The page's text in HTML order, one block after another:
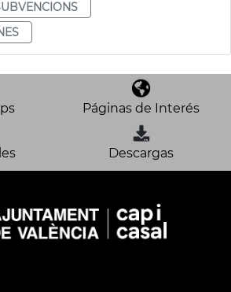
Páginas de Interés
Descargas